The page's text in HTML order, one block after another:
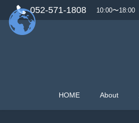
052-571-1808 10:00〜18:00
HOME About